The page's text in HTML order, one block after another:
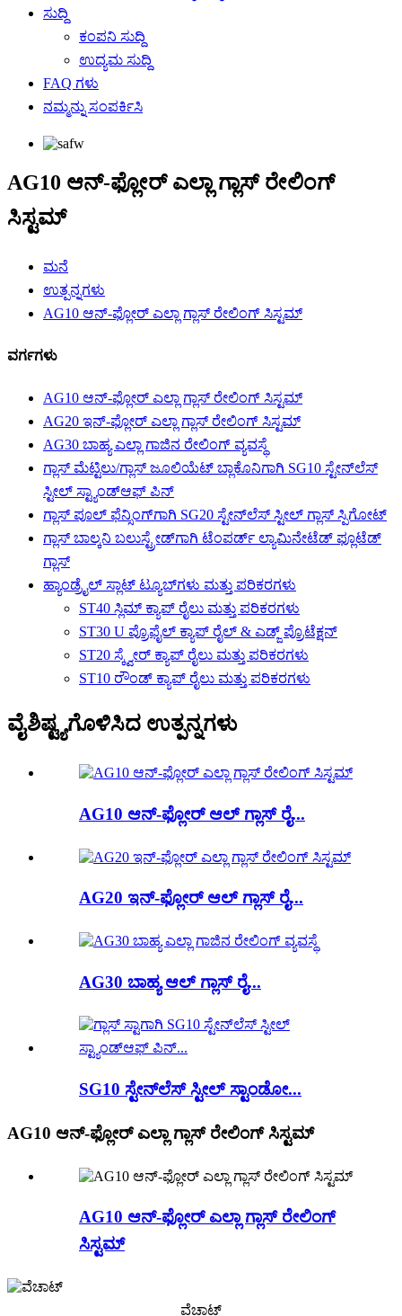
ಸುದ್ದಿ
ಕಂಪನಿ ಸುದ್ದಿ
ಉದ್ಯಮ ಸುದ್ದಿ
FAQ ಗಳು
ನಮ್ಮನ್ನು ಸಂಪರ್ಕಿಸಿ
AG10 ಆನ್-ಫ್ಲೋರ್ ಎಲ್ಲಾ ಗ್ಲಾಸ್ ರೇಲಿಂಗ್
ಸಿಸ್ಟಮ್
ಮನೆ
ಉತ್ಪನ್ನಗಳು
AG10 ಆನ್-ಫ್ಲೋರ್ ಎಲ್ಲಾ ಗ್ಲಾಸ್ ರೇಲಿಂಗ್ ಸಿಸ್ಟಮ್
ವರ್ಗಗಳು
AG10 ಆನ್-ಫ್ಲೋರ್ ಎಲ್ಲಾ ಗ್ಲಾಸ್ ರೇಲಿಂಗ್ ಸಿಸ್ಟಮ್
AG20 ಇನ್-ಫ್ಲೋರ್ ಎಲ್ಲಾ ಗ್ಲಾಸ್ ರೇಲಿಂಗ್ ಸಿಸ್ಟಮ್
AG30 ಬಾಹ್ಯ ಎಲ್ಲಾ ಗಾಜಿನ ರೇಲಿಂಗ್ ವ್ಯವಸ್ಥೆ
ಗ್ಲಾಸ್ ಮೆಟ್ಟಿಲು/ಗ್ಲಾಸ್ ಜೂಲಿಯೆಟ್ ಬ್ಲಾಕೊನಿಗಾಗಿ SG10 ಸ್ಟೇನ್‌ಲೆಸ್
ಸ್ಟೀಲ್ ಸ್ಟ್ಯಾಂಡ್‌ಆಫ್ ಪಿನ್
ಗ್ಲಾಸ್ ಪೂಲ್ ಫೆನ್ಸಿಂಗ್‌ಗಾಗಿ SG20 ಸ್ಟೇನ್‌ಲೆಸ್ ಸ್ಟೀಲ್ ಗ್ಲಾಸ್ ಸ್ಪಿಗೋಟ್
ಗ್ಲಾಸ್ ಬಾಲ್ಕನಿ ಬಲುಸ್ಟ್ರೇಡ್‌ಗಾಗಿ ಟೆಂಪರ್ಡ್ ಲ್ಯಾಮಿನೇಟೆಡ್ ಫ್ಲೂಟೆಡ್
ಗ್ಲಾಸ್
ಹ್ಯಾಂಡ್ರೈಲ್ ಸ್ಲಾಟ್ ಟ್ಯೂಬ್‌ಗಳು ಮತ್ತು ಪರಿಕರಗಳು
ST40 ಸ್ಲಿಮ್ ಕ್ಯಾಪ್ ರೈಲು ಮತ್ತು ಪರಿಕರಗಳು
ST30 U ಪ್ರೊಫೈಲ್ ಕ್ಯಾಪ್ ರೈಲ್ & ಎಡ್ಜ್ ಪ್ರೊಟೆಕ್ಷನ್
ST20 ಸ್ಕ್ವೇರ್ ಕ್ಯಾಪ್ ರೈಲು ಮತ್ತು ಪರಿಕರಗಳು
ST10 ರೌಂಡ್ ಕ್ಯಾಪ್ ರೈಲು ಮತ್ತು ಪರಿಕರಗಳು
ವೈಶಿಷ್ಟ್ಯಗೊಳಿಸಿದ ಉತ್ಪನ್ನಗಳು
AG10 ಆನ್-ಫ್ಲೋರ್ ಆಲ್ ಗ್ಲಾಸ್ ರೈ...
AG20 ಇನ್-ಫ್ಲೋರ್ ಆಲ್ ಗ್ಲಾಸ್ ರೈ...
AG30 ಬಾಹ್ಯ ಆಲ್ ಗ್ಲಾಸ್ ರೈ...
SG10 ಸ್ಟೇನ್‌ಲೆಸ್ ಸ್ಟೀಲ್ ಸ್ಟಾಂಡೋ...
AG10 ಆನ್-ಫ್ಲೋರ್ ಎಲ್ಲಾ ಗ್ಲಾಸ್ ರೇಲಿಂಗ್ ಸಿಸ್ಟಮ್
AG10 ಆನ್-ಫ್ಲೋರ್ ಎಲ್ಲಾ ಗ್ಲಾಸ್ ರೇಲಿಂಗ್
ಸಿಸ್ಟಮ್
ವೆಚಾಟ್